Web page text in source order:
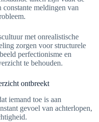
meldingen van
met onrealistische
zorgen voor structurele
perfectionisme en
te behouden.
ontbreekt
iemand toe is aan
gevoel van achterlopen,